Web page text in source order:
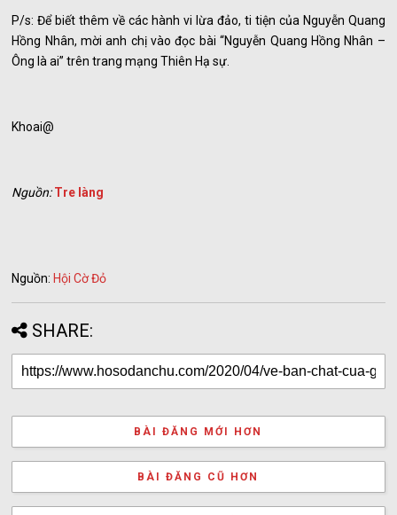
P/s: Để biết thêm về các hành vi lừa đảo, ti tiện của Nguyễn Quang
Hồng Nhân, mời anh chị vào đọc bài “Nguyễn Quang Hồng Nhân –
Ông là ai” trên trang mạng Thiên Hạ sự.
Khoai@
Nguồn: Tre làng
Nguồn: Hội Cờ Đỏ
SHARE:
BÀI ĐĂNG MỚI HƠN
BÀI ĐĂNG CŨ HƠN